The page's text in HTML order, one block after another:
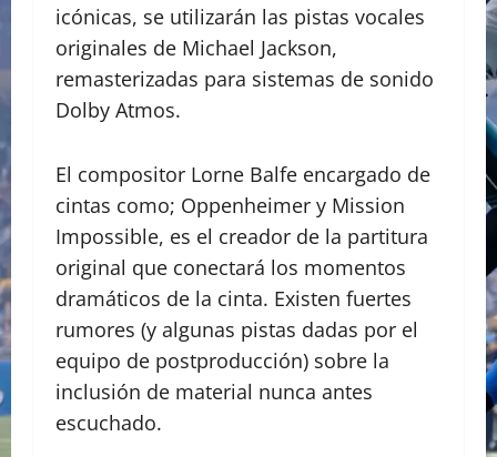
icónicas, se utilizarán las pistas vocales
originales de Michael Jackson,
remasterizadas para sistemas de sonido
Dolby Atmos.
El compositor Lorne Balfe encargado de
cintas como; Oppenheimer y Mission
Impossible, es el creador de la partitura
original que conectará los momentos
dramáticos de la cinta. ​Existen fuertes
rumores (y algunas pistas dadas por el
equipo de postproducción) sobre la
inclusión de material nunca antes
escuchado.